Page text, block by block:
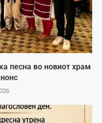
песна во новиот храм